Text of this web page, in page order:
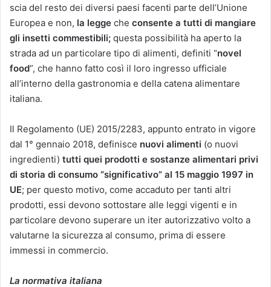
scia del resto dei diversi paesi facenti parte dell’Unione
Europea e non, la legge che consente a tutti di mangiare
gli insetti commestibili; questa possibilità ha aperto la
strada ad un particolare tipo di alimenti, definiti “novel
food”, che hanno fatto così il loro ingresso ufficiale
all’interno della gastronomia e della catena alimentare
italiana.
Il Regolamento (UE) 2015/2283, appunto entrato in vigore
dal 1° gennaio 2018, definisce nuovi alimenti (o nuovi
ingredienti) tutti quei prodotti e sostanze alimentari privi
di storia di consumo “significativo” al 15 maggio 1997 in
UE; per questo motivo, come accaduto per tanti altri
prodotti, essi devono sottostare alle leggi vigenti e in
particolare devono superare un iter autorizzativo volto a
valutarne la sicurezza al consumo, prima di essere
immessi in commercio.
La normativa italiana